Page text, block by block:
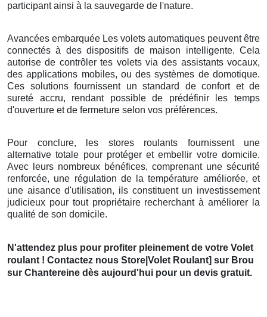
participant ainsi à la sauvegarde de l'nature.
Avancées embarquée Les volets automatiques peuvent être
connectés à des dispositifs de maison intelligente. Cela
autorise de contrôler tes volets via des assistants vocaux,
des applications mobiles, ou des systèmes de domotique.
Ces solutions fournissent un standard de confort et de
sureté accru, rendant possible de prédéfinir les temps
d'ouverture et de fermeture selon vos préférences.
Pour conclure, les stores roulants fournissent une
alternative totale pour protéger et embellir votre domicile.
Avec leurs nombreux bénéfices, comprenant une sécurité
renforcée, une régulation de la température améliorée, et
une aisance d'utilisation, ils constituent un investissement
judicieux pour tout propriétaire recherchant à améliorer la
qualité de son domicile.
N'attendez plus pour profiter pleinement de votre Volet
roulant ! Contactez nous Store|Volet Roulant] sur Brou
sur Chantereine dès aujourd'hui pour un devis gratuit.